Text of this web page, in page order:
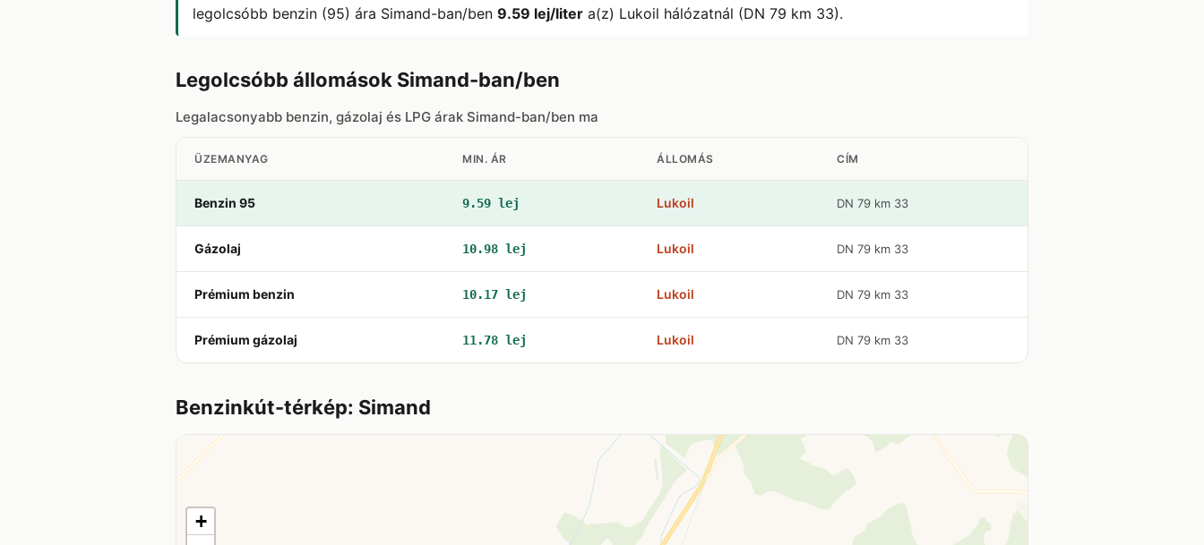
legolcsóbb benzin (95) ára Simand-ban/ben 9.59 lej/liter a(z) Lukoil hálózatnál (DN 79 km 33).
Legolcsóbb állomások Simand-ban/ben
Legalacsonyabb benzin, gázolaj és LPG árak Simand-ban/ben ma
ÜZEMANYAG MIN. ÁR ÁLLOMÁS CÍM
Benzin 95 9.59 lej Lukoil DN 79 km 33
Gázolaj 10.98 lej Lukoil DN 79 km 33
Prémium benzin 10.17 lej Lukoil DN 79 km 33
Prémium gázolaj 11.78 lej Lukoil DN 79 km 33
Benzinkút-térkép: Simand
+